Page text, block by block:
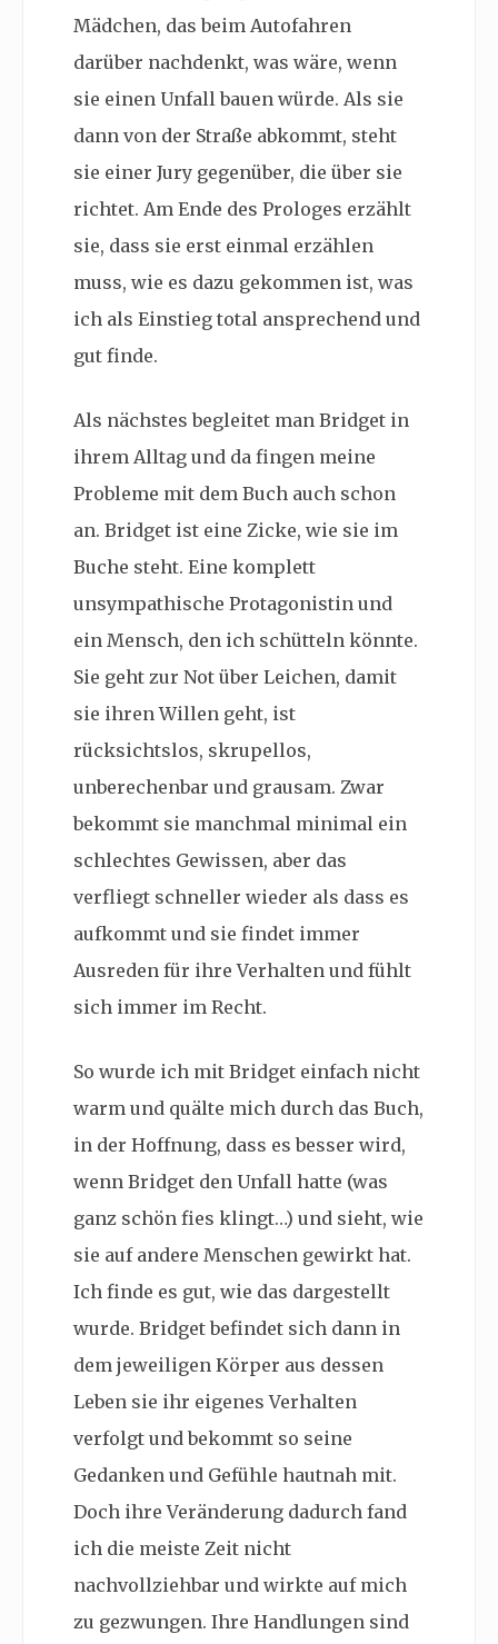
Mädchen, das beim Autofahren
darüber nachdenkt, was wäre, wenn
sie einen Unfall bauen würde. Als sie
dann von der Straße abkommt, steht
sie einer Jury gegenüber, die über sie
richtet. Am Ende des Prologes erzählt
sie, dass sie erst einmal erzählen
muss, wie es dazu gekommen ist, was
ich als Einstieg total ansprechend und
gut finde.
Als nächstes begleitet man Bridget in
ihrem Alltag und da fingen meine
Probleme mit dem Buch auch schon
an. Bridget ist eine Zicke, wie sie im
Buche steht. Eine komplett
unsympathische Protagonistin und
ein Mensch, den ich schütteln könnte.
Sie geht zur Not über Leichen, damit
sie ihren Willen geht, ist
rücksichtslos, skrupellos,
unberechenbar und grausam. Zwar
bekommt sie manchmal minimal ein
schlechtes Gewissen, aber das
verfliegt schneller wieder als dass es
aufkommt und sie findet immer
Ausreden für ihre Verhalten und fühlt
sich immer im Recht.
So wurde ich mit Bridget einfach nicht
warm und quälte mich durch das Buch,
in der Hoffnung, dass es besser wird,
wenn Bridget den Unfall hatte (was
ganz schön fies klingt…) und sieht, wie
sie auf andere Menschen gewirkt hat.
Ich finde es gut, wie das dargestellt
wurde. Bridget befindet sich dann in
dem jeweiligen Körper aus dessen
Leben sie ihr eigenes Verhalten
verfolgt und bekommt so seine
Gedanken und Gefühle hautnah mit.
Doch ihre Veränderung dadurch fand
ich die meiste Zeit nicht
nachvollziehbar und wirkte auf mich
zu gezwungen. Ihre Handlungen sind